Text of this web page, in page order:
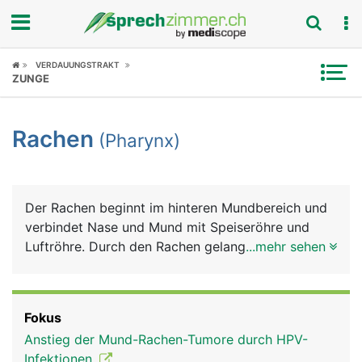
Fokus
Symptome
News
Rubriken
VERDAUUNGSTRAKT
ZUNGE
Rachen (Pharynx)
Der Rachen beginnt im hinteren Mundbereich und
verbindet Nase und Mund mit Speiseröhre und
Luftröhre. Durch den Rachen gelangt einerseits die
Luftröhre liegt der Kehlkopf mit den
Stimmbändern, die der Tonbildung dienen.
...mehr sehen
Fokus
Anstieg der Mund-Rachen-Tumore durch HPV-
Infektionen